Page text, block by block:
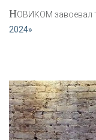
НОВИКОМ завоевал
2024»